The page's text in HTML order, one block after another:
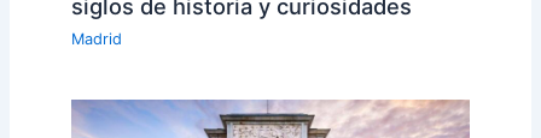
siglos de historia y curiosidades
Madrid